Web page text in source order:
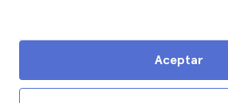
Aceptar
Ayuda